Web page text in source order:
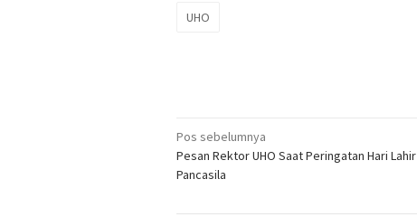
UHO
Navigasi
pos
Pos sebelumnya
Pesan Rektor UHO Saat Peringatan Hari Lahir
Pancasila